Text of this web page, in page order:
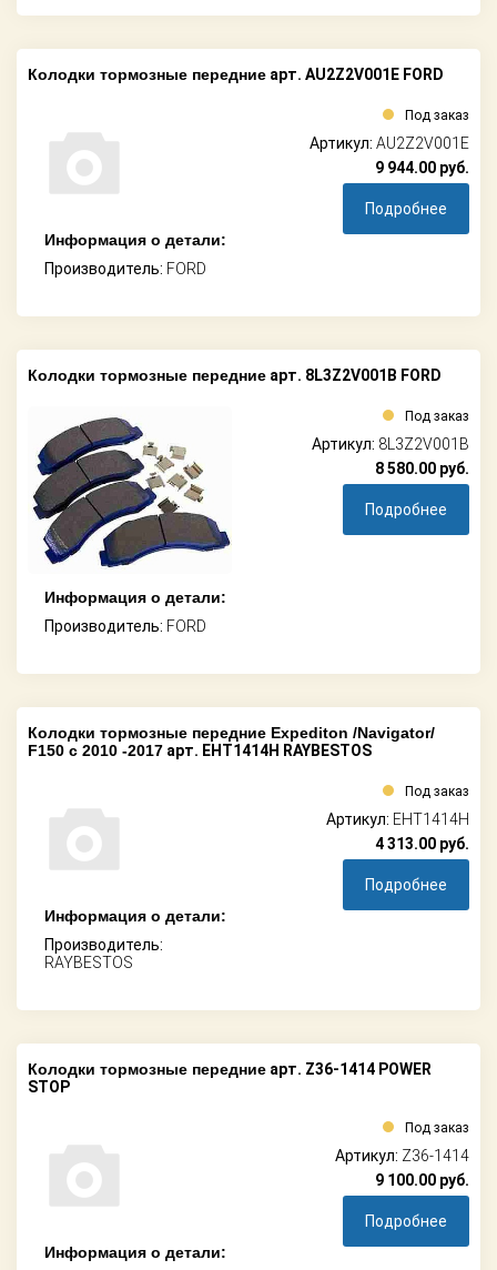
Колодки тормозные передние арт. AU2Z2V001E FORD
Информация о детали:
Производитель: FORD
Под заказ
Артикул: AU2Z2V001E
9 944.00 руб.
Подробнее
Колодки тормозные передние арт. 8L3Z2V001B FORD
Информация о детали:
Производитель: FORD
Под заказ
Артикул: 8L3Z2V001B
8 580.00 руб.
Подробнее
Колодки тормозные передние Expediton /Navigator/
F150 c 2010 -2017 арт. EHT1414H RAYBESTOS
Информация о детали:
Производитель:
RAYBESTOS
Под заказ
Артикул: EHT1414H
4 313.00 руб.
Подробнее
Колодки тормозные передние арт. Z36-1414 POWER
STOP
Информация о детали:
Под заказ
Артикул: Z36-1414
9 100.00 руб.
Подробнее